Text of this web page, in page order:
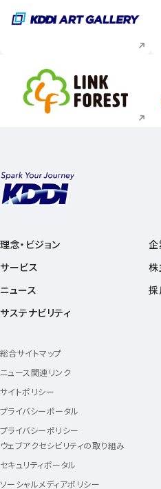
新規ウィンドウで開
新規ウィンドウで
理念・ビジョン
サービス
ニュース
サステナビリティ
企
株
採
総合サイトマップ
ニュース関連リンク
サイトポリシー
プライバシーポータル
プライバシーポリシー
ウェブアクセシビリティの取り組み
セキュリティポータル
ソーシャルメディアポリシー